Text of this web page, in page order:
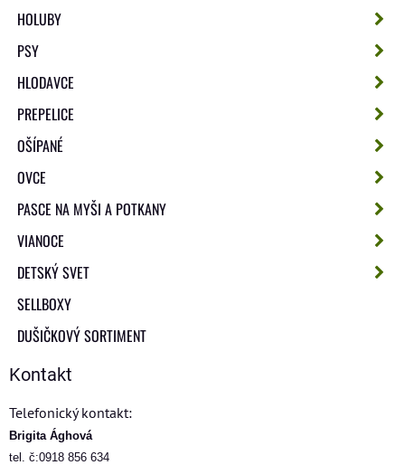
HOLUBY
PSY
HLODAVCE
PREPELICE
OŠÍPANÉ
OVCE
PASCE NA MYŠI A POTKANY
VIANOCE
DETSKÝ SVET
SELLBOXY
DUŠIČKOVÝ SORTIMENT
Kontakt
Telefonický kontakt:
Brigita Ághová
tel. č:0918 856 634